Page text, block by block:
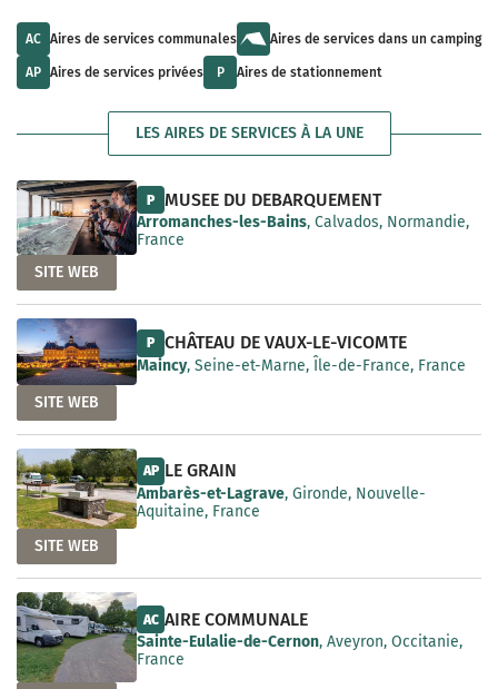
i
l
b
l
t
s
v
a
a
e
l
t
a
v
l
l
e
AC Aires de services communales Aires de services dans un camping
AP Aires de services privées P Aires de stationnement
LES AIRES DE SERVICES À LA UNE
P MUSEE DU DEBARQUEMENT
Arromanches-les-Bains, Calvados, Normandie,
France
SITE WEB
P CHÂTEAU DE VAUX-LE-VICOMTE
Maincy, Seine-et-Marne, Île-de-France, France
SITE WEB
AP LE GRAIN
Ambarès-et-Lagrave, Gironde, Nouvelle-
Aquitaine, France
SITE WEB
AC AIRE COMMUNALE
Sainte-Eulalie-de-Cernon, Aveyron, Occitanie,
France